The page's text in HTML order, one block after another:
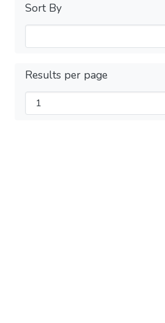
Sort By
Results per page